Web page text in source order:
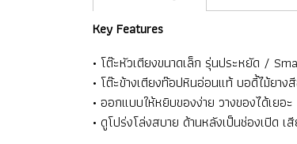
Key Features
• โต๊ะหัวเตียงขนาดเล็ก รุ่นประหยัด /
• โต๊ะข้างเตียงท๊อปหินอ่อนแท้ บอดี้ไม้ย
• ออกแบบให้หยิบของง่าย วางของได้เย
• ดูโปร่งโล่งสบาย ด้านหลังเป็นช่องเปิด